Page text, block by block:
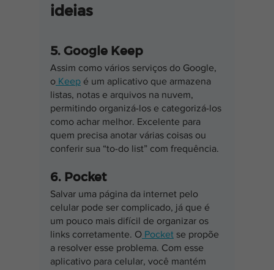
ideias
5. Google Keep
Assim como vários serviços do Google,
o Keep é um aplicativo que armazena
listas, notas e arquivos na nuvem,
permitindo organizá-los e categorizá-los
como achar melhor. Excelente para
quem precisa anotar várias coisas ou
conferir sua “to-do list” com frequência.
6. Pocket
Salvar uma página da internet pelo
celular pode ser complicado, já que é
um pouco mais difícil de organizar os
links corretamente. O Pocket se propõe
a resolver esse problema. Com esse
aplicativo para celular, você mantém